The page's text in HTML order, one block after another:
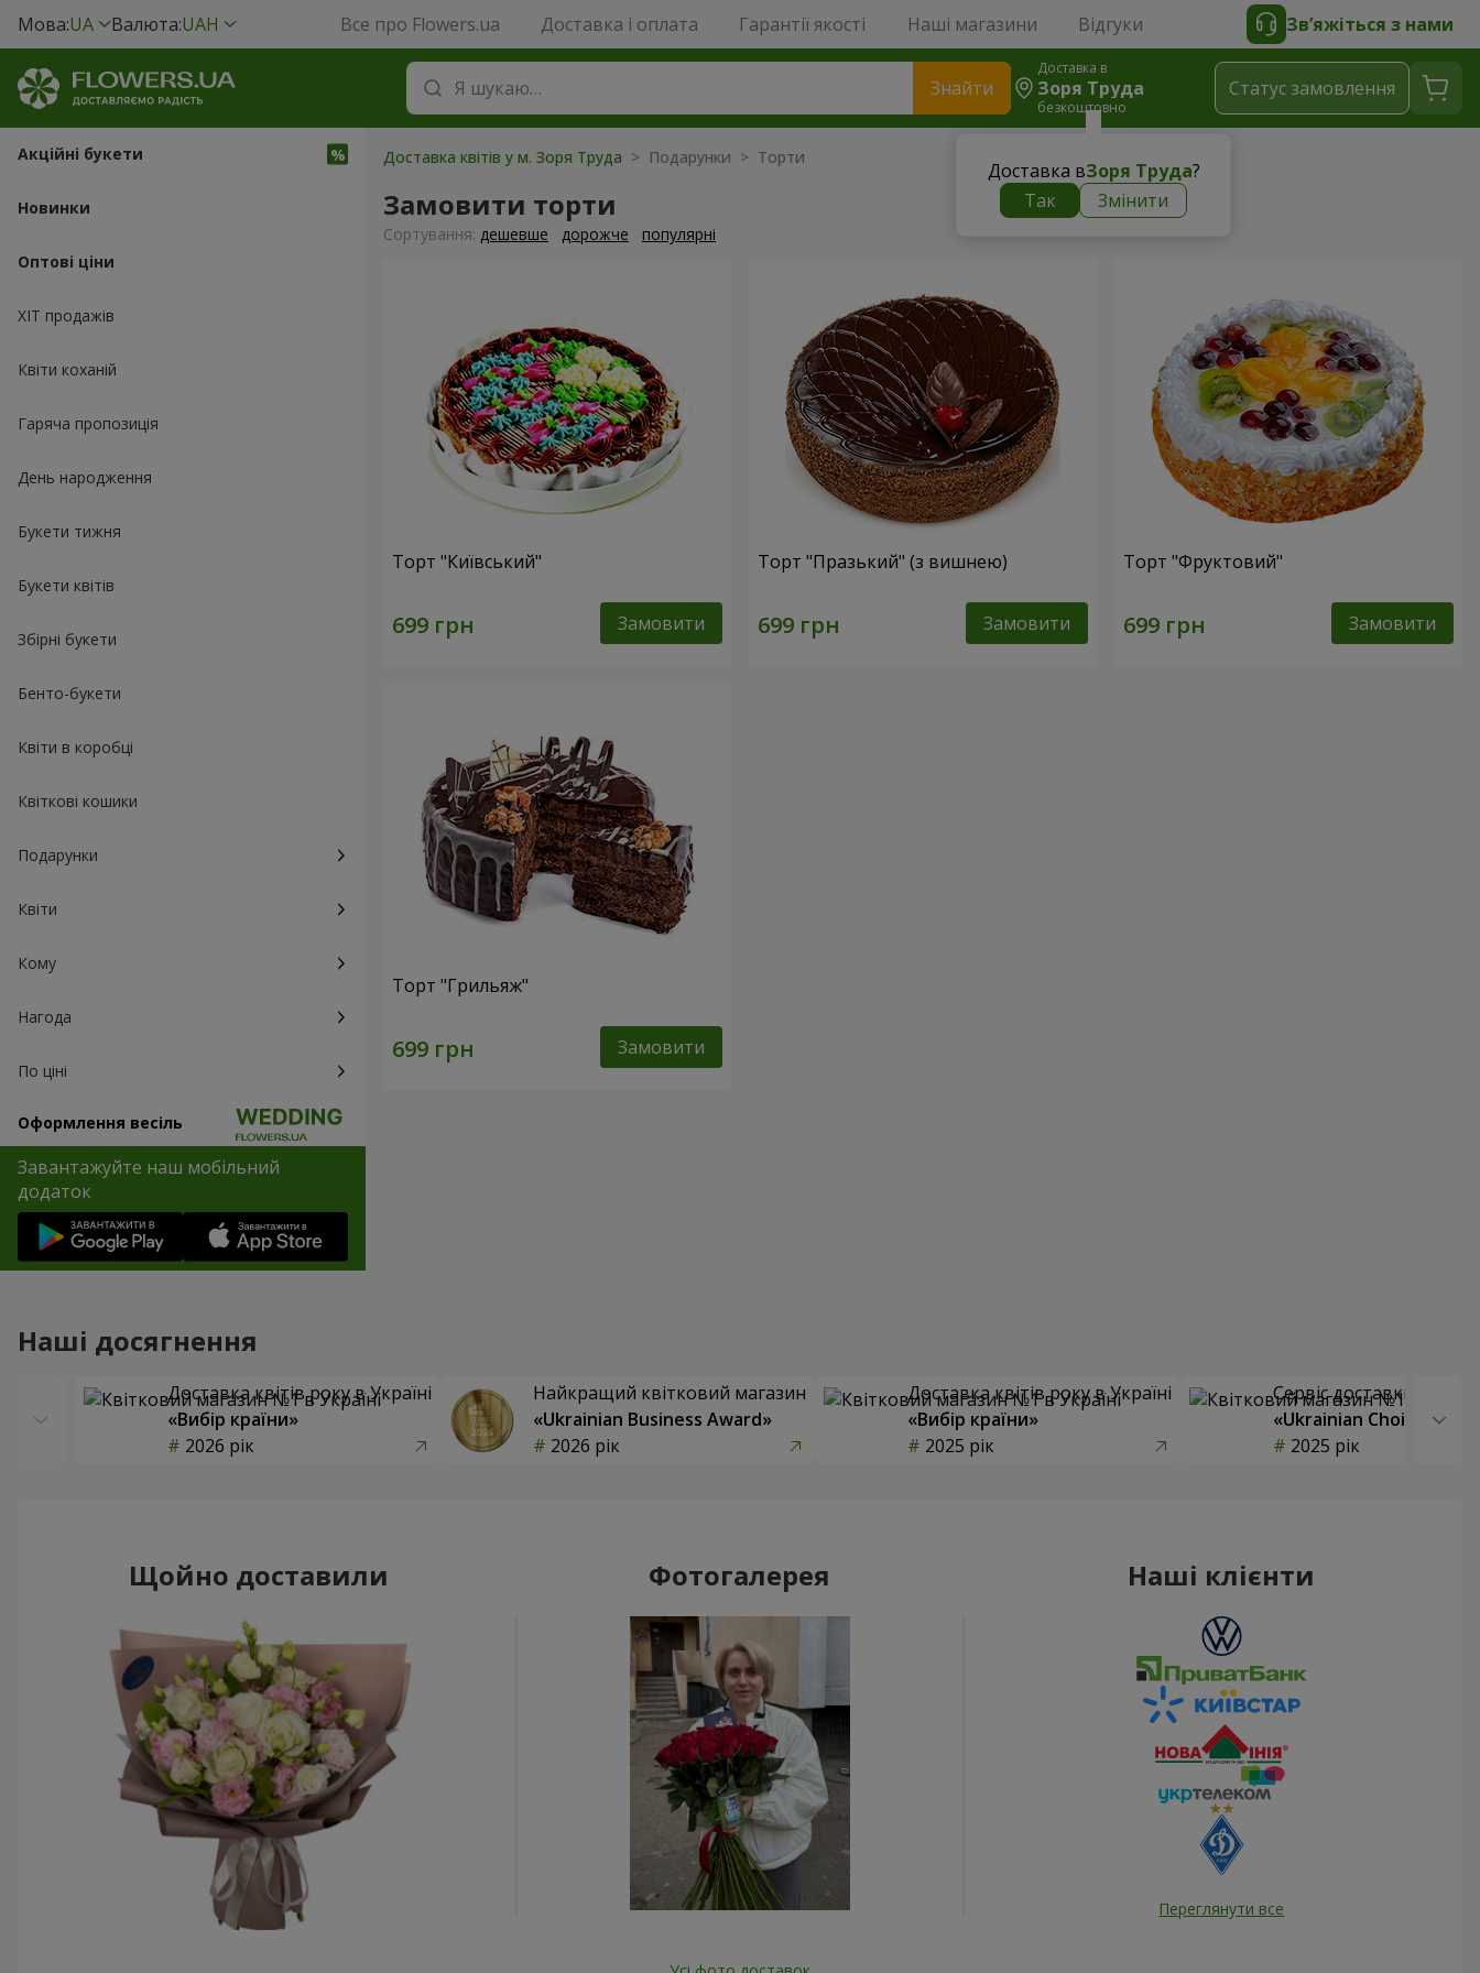
Мова:UA Валюта:UAH Все про Flowers.ua Доставка і оплата Гарантії якості Наші магазини Відгуки Зв’яжіться з нами
Знайти
Доставка в
Зоря Труда
безкоштовно
Доставка вЗоря Труда?
Так
Змінити
Статус замовлення
Акційні букети
Новинки
Оптові ціни
ХІТ продажів
Квіти коханій
Гаряча пропозиція
День народження
Букети тижня
Букети квітів
Збірні букети
Бенто-букети
Квіти в коробці
Квіткові кошики
Подарунки
Квіти
Кому
Нагода
По ціні
Оформлення весіль
Завантажуйте наш мобільний
додаток
Доставка квітів у м. Зоря Труда > Подарунки > Торти
Замовити торти
Сортування: дешевше дорожче популярні
Торт "Київський"
Замовити
Торт "Празький" (з вишнею)
Замовити
Торт "Фруктовий"
Замовити
Торт "Грильяж"
Замовити
Наші досягнення
Доставка квітів року в Україні
«Вибір країни»
2026 рік
Найкращий квітковий магазин
«Ukrainian Business Award»
2026 рік
Доставка квітів року в Україні
«Вибір країни»
2025 рік
Сервіс доставки квітів
«Ukrainian Choice»
2025 рік
Щойно доставили Фотогалерея Наші клієнти
Переглянути все